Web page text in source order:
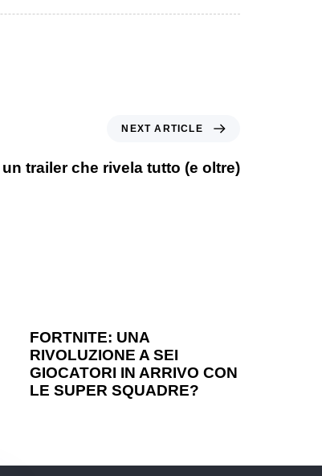
NEXT ARTICLE
trailer che rivela tutto (e oltre)
FORTNITE: UNA
RIVOLUZIONE A SEI
GIOCATORI IN ARRIVO CON
LE SUPER SQUADRE?